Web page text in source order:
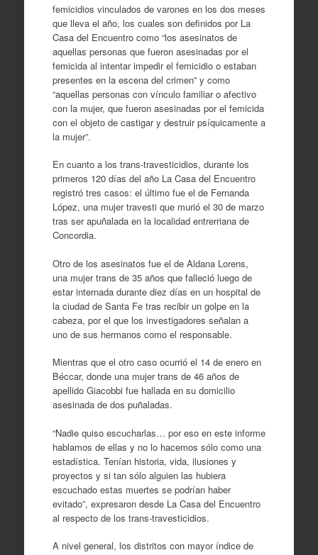
femicidios vinculados de varones en los dos meses
que lleva el año, los cuales son definidos por La
Casa del Encuentro como “los asesinatos de
aquellas personas que fueron asesinadas por el
femicida al intentar impedir el femicidio o estaban
presentes en la escena del crimen” y como
“aquellas personas con vínculo familiar o afectivo
con la mujer, que fueron asesinadas por el femicida
con el objeto de castigar y destruir psíquicamente a
la mujer”.
En cuanto a los trans-travesticidios, durante los
primeros 120 días del año La Casa del Encuentro
registró tres casos: el último fue el de Fernanda
López, una mujer travesti que murió el 30 de marzo
tras ser apuñalada en la localidad entrerriana de
Concordia.
Otro de los asesinatos fue el de Aldana Lorens,
una mujer trans de 35 años que falleció luego de
estar internada durante diez días en un hospital de
la ciudad de Santa Fe tras recibir un golpe en la
cabeza, por el que los investigadores señalan a
uno de sus hermanos como el responsable.
Mientras que el otro caso ocurrió el 14 de enero en
Béccar, donde una mujer trans de 46 años de
apellido Giacobbi fue hallada en su domicilio
asesinada de dos puñaladas.
“Nadie quiso escucharlas… por eso en este informe
hablamos de ellas y no lo hacemos sólo como una
estadística. Tenían historia, vida, ilusiones y
proyectos y si tan sólo alguien las hubiera
escuchado estas muertes se podrían haber
evitado”, expresaron desde La Casa del Encuentro
al respecto de los trans-travesticidios.
A nivel general, los distritos con mayor índice de